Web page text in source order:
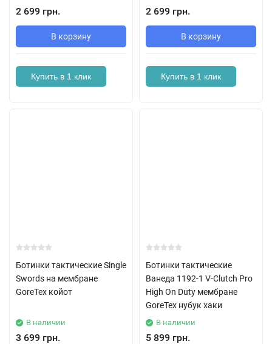
2 699 грн.
В корзину
Купить в 1 клик
2 699 грн.
В корзину
Купить в 1 клик
Ботинки тактические Single
Swords на мембране
GoreTex койот
В наличии
3 699 грн.
Ботинки тактические
Ванеда 1192-1 V-Clutch Pro
High On Duty мембране
GoreTex нубук хаки
В наличии
5 899 грн.